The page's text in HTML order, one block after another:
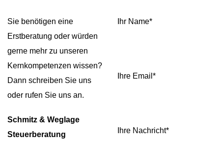
Sie benötigen eine
Erstberatung oder würden
gerne mehr zu unseren
Kernkompetenzen wissen?
Dann schreiben Sie uns
oder rufen Sie uns an.
Schmitz & Weglage
Steuerberatung
Ihr Name*
Ihre Email*
Ihre Nachricht*